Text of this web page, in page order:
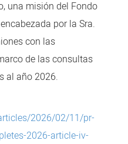
una misión del Fondo
por la Sra.
con las
de las consultas
al año 2026.
2026/02/11/pr-
2026-article-iv-